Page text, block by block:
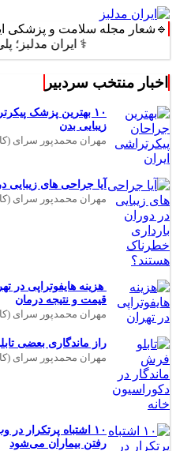
🔹شعار مجله سلامت و پزشکی
⚕️ ایران مدلبز؛ پلی بین
اخبار منتخب سردبیر
۱۰ بهترین پزشک
زیبایی بدن
مهران محمدپور سرای
آیا جراحی های زیبایی
مهران محمدپور سرای
هزینه هایفوتراپی در
قیمت و نتیجه درمان
مهران محمدپور سرای
راز ماندگاری بعضی
مهران محمدپور سرای
۱۰ اشتباه
رفتن بیماران می‌شود